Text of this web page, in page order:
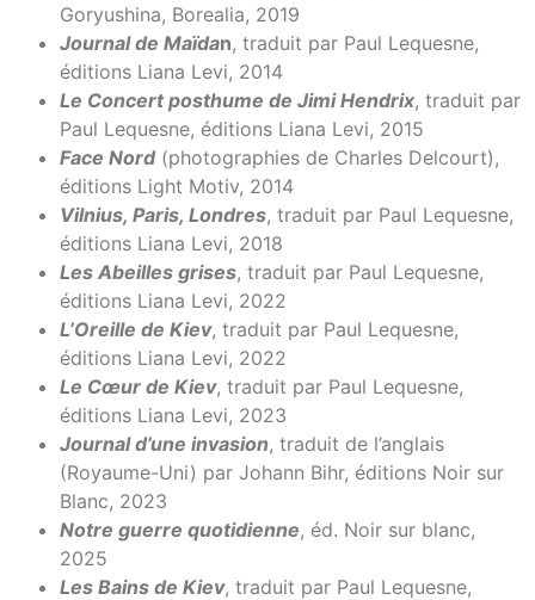
Goryushina, Borealia, 2019
Journal de Maïdan, traduit par Paul Lequesne,
éditions Liana Levi, 2014
Le Concert posthume de Jimi Hendrix, traduit par
Paul Lequesne, éditions Liana Levi, 2015
Face Nord(photographies de Charles Delcourt),
éditions Light Motiv, 2014
Vilnius, Paris, Londres, traduit par Paul Lequesne,
éditions Liana Levi, 2018
Les Abeilles grises, traduit par Paul Lequesne,
éditions Liana Levi, 2022
L’Oreille de Kiev, traduit par Paul Lequesne,
éditions Liana Levi, 2022
Le Cœur de Kiev, traduit par Paul Lequesne,
éditions Liana Levi, 2023
Journal d’une invasion, traduit de l’anglais
(Royaume-Uni) par Johann Bihr, éditions Noir sur
Blanc, 2023
Notre guerre quotidienne, éd. Noir sur blanc,
2025
Les Bains de Kiev, traduit par Paul Lequesne,